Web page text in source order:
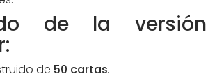
de la versión
de 50 cartas.